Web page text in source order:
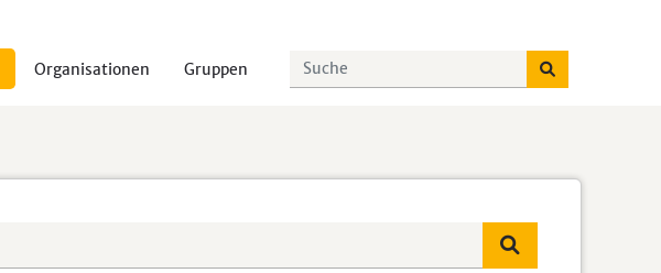
Organisationen Gruppen